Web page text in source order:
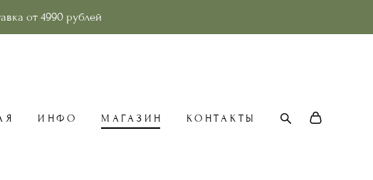
от 4990 рублей
ИНФО МАГАЗИН КОНТАКТЫ